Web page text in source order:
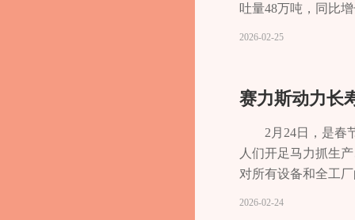
吐量48万吨，同比
良好开端。”区港航
心重要港口贡献力
2026-02-25
赛力斯动力长
2月24日，是春
人们开足马力抓生
对所有设备和全工
2026-02-24